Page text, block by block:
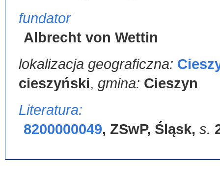
fundator
Albrecht von Wettin
lokalizacja geograficzna:
cieszyński, gmina: Cieszyn
Literatura:
8200000049, ZSwP, Śląsk, s.